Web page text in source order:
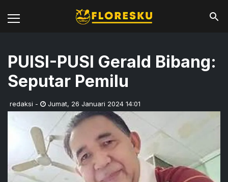
PUISI-PUSI Gerald Bibang:
Seputar Pemilu
redaksi - Jumat, 26 Januari 2024 14:01